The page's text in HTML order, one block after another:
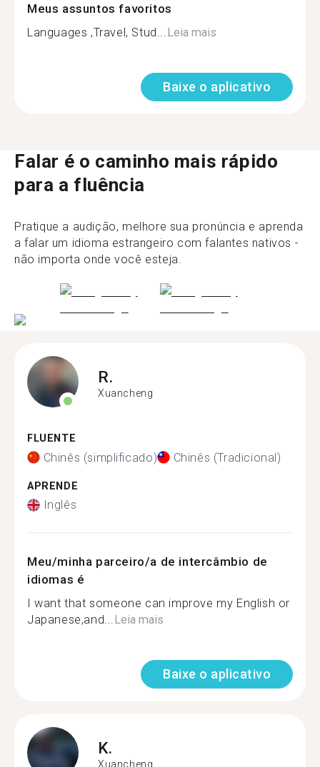
Meus assuntos favoritos
Languages ,Travel, Stud... Leia mais
Baixe o aplicativo
Falar é o caminho mais rápido
para a fluência
Pratique a audição, melhore sua pronúncia e aprenda
a falar um idioma estrangeiro com falantes nativos -
não importa onde você esteja.
R.
Xuancheng
FLUENTE
Chinês (simplificado) Chinês (Tradicional)
APRENDE
Inglês
Meu/minha parceiro/a de intercâmbio de
idiomas é
I want that someone can improve my English or
Japanese,and...Leia mais
Baixe o aplicativo
K.
Xuancheng